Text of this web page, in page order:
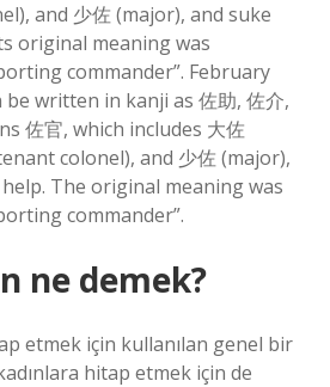
and 少佐 (major), and suke
original meaning was
commander”. February
be written in kanji as 佐助, 佐介,
佐官, which includes 大佐
colonel), and 少佐 (major),
The original meaning was
commander”.
ne demek?
etmek için kullanılan genel bir
hitap etmek için de